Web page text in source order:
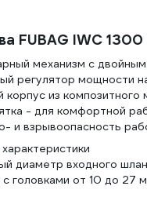
FUBAG IWC 1300
механизм с двойным
регулятор мощности
из
- для комфортной
и взрывоопасность
диаметр входного
головками от 10 до 27